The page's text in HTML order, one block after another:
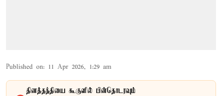
Published on: 11 Apr 2026, 1:29 am
தினத்தந்தியை கூகுளில் பின்தொடரவும்